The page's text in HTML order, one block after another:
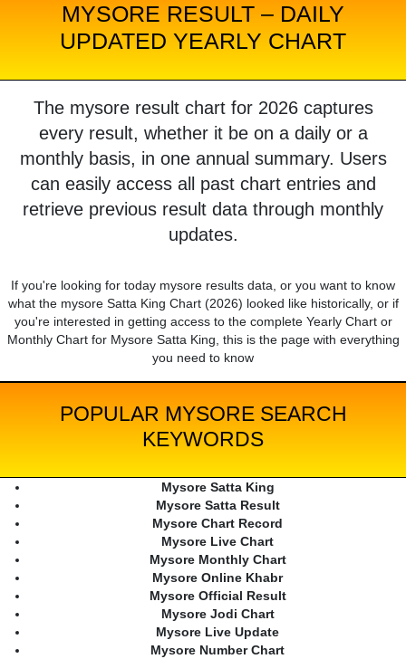
MYSORE RESULT – DAILY
UPDATED YEARLY CHART
The mysore result chart for 2026 captures
every result, whether it be on a daily or a
monthly basis, in one annual summary. Users
can easily access all past chart entries and
retrieve previous result data through monthly
updates.
If you're looking for today mysore results data, or you want to know
what the mysore Satta King Chart (2026) looked like historically, or if
you're interested in getting access to the complete Yearly Chart or
Monthly Chart for Mysore Satta King, this is the page with everything
you need to know
POPULAR MYSORE SEARCH
KEYWORDS
Mysore Satta King
Mysore Satta Result
Mysore Chart Record
Mysore Live Chart
Mysore Monthly Chart
Mysore Online Khabr
Mysore Official Result
Mysore Jodi Chart
Mysore Live Update
Mysore Number Chart